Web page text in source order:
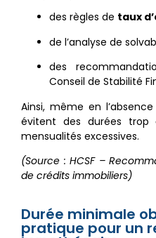
des règles de taux
de l’analyse de
des
Conseil de Stabilité
Ainsi, même en
évitent des durées trop
mensualités excessives.
(Source : HCSF –
de crédits immobiliers)
Durée minimale
pratique pour un